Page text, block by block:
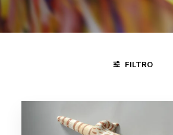
FILTRO